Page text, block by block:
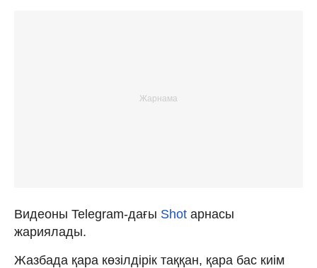
Видеоны Telegram-дағы Shot арнасы
жариялады.
Жазбада қара көзілдірік таққан, қара бас киім